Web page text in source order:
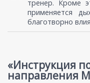
тренер. Кроме
применяется
благотворно
«Инструкция
направления